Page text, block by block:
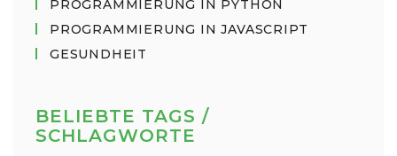
PROGRAMMIERUNG IN PYTHON
PROGRAMMIERUNG IN JAVASCRIPT
GESUNDHEIT
BELIEBTE TAGS /
SCHLAGWORTE